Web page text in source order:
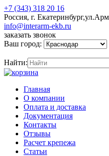
+7 (343) 318 20 16
Россия, г.
info@interarm-ekb.ru
заказать звонок
Ваш город:
Найти:
Главная
О компании
Оплата и доставка
Документация
Контакты
Отзывы
Расчет крепежа
Статьи